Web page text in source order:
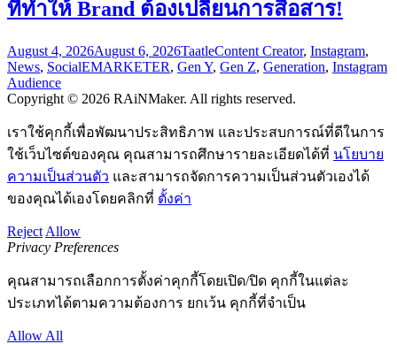
ที่ทำให้ Brand ต้องเปลี่ยนการสื่อสาร!
August 4, 2026August 6, 2026TaatleContent Creator, Instagram,
News, SocialEMARKETER, Gen Y, Gen Z, Generation, Instagram
Audience
Copyright © 2026 RAiNMaker. All rights reserved.
เราใช้คุกกี้เพื่อพัฒนาประสิทธิภาพ และประสบการณ์ที่ดีในการ
ใช้เว็บไซต์ของคุณ คุณสามารถศึกษารายละเอียดได้ที่ นโยบาย
ความเป็นส่วนตัว และสามารถจัดการความเป็นส่วนตัวเองได้
ของคุณได้เองโดยคลิกที่ ตั้งค่า
Reject Allow
Privacy Preferences
คุณสามารถเลือกการตั้งค่าคุกกี้โดยเปิด/ปิด คุกกี้ในแต่ละ
ประเภทได้ตามความต้องการ ยกเว้น คุกกี้ที่จำเป็น
Allow All